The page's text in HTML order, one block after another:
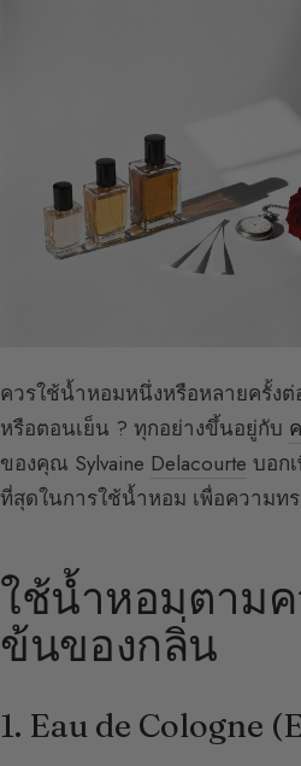
ควรใช้น้ำหอมหนึ่งหรือหลายครั้ง
หรือตอนเย็น ? ทุกอย่างขึ้นอยู่กับ
ของคุณ Sylvaine Delacourte บอก
ที่สุดในการใช้น้ำหอม เพื่อความท
ใช้น้ำหอมตามค
ข้นของกลิ่น
1. Eau de Cologne